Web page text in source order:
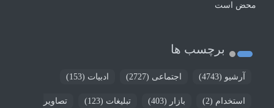
محض است
برچسب ها
آرشیو (4743) اجتماعی (2727) ادبیات (153)
استخدام (2) بازار (403) تبلیغات (123) تصاویر